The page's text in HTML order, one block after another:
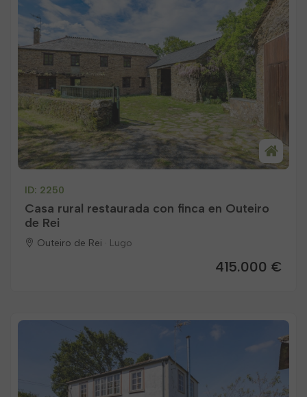
ID: 2250
Casa rural restaurada con finca en Outeiro
de Rei
Outeiro de Rei · Lugo
415.000 €